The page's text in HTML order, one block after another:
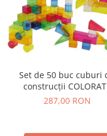
Set de 50 buc cuburi
construcții
transparente din
287,00 RON